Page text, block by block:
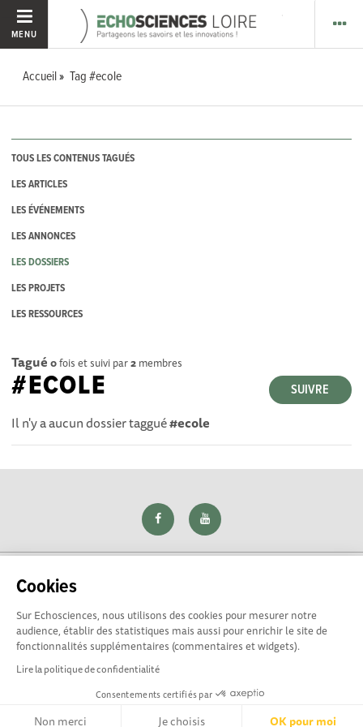
Cookies
Sur Echosciences, nous utilisons des cookies pour mesurer notre
audience, établir des statistiques mais aussi pour enrichir le site de
fonctionnalités supplémentaires (commentaires et widgets).
Lire la politique de confidentialité
Consentements certifiés par
Non merci Je choisis OK pour moi
MENU
Accueil Tag #ecole
TOUS LES CONTENUS TAGUÉS
LES ARTICLES
LES ÉVÉNEMENTS
LES ANNONCES
LES DOSSIERS
LES PROJETS
LES RESSOURCES
Tagué 0fois et suivi par2 membres
SUIVRE
#ECOLE
Il n'y a aucun dossier taggué#ecole
Explorer, s’exprimer, rentrer en contact : Echosciences Loire
est le réseau social des amateurs de sciences et de
technologies du territoire. Propulsé parLa Rotonde
Mentions légales|Politique de confidentialité
Ligne éditoriale